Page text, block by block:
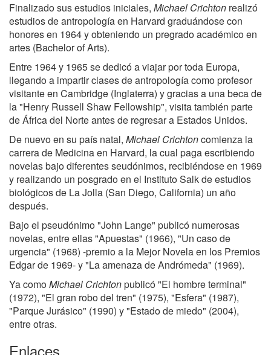
Finalizado sus estudios iniciales, Michael Crichton realizó
estudios de antropología en Harvard graduándose con
honores en 1964 y obteniendo un pregrado académico en
artes (Bachelor of Arts).
Entre 1964 y 1965 se dedicó a viajar por toda Europa,
llegando a impartir clases de antropología como profesor
visitante en Cambridge (Inglaterra) y gracias a una beca de
la "Henry Russell Shaw Fellowship", visita también parte
de África del Norte antes de regresar a Estados Unidos.
De nuevo en su país natal, Michael Crichtoncomienza la
carrera de Medicina en Harvard, la cual paga escribiendo
novelas bajo diferentes seudónimos, recibiéndose en 1969
y realizando un posgrado en el Instituto Salk de estudios
biológicos de La Jolla (San Diego, California) un año
después.
Bajo el pseudónimo "John Lange" publicó numerosas
novelas, entre ellas "Apuestas" (1966), "Un caso de
urgencia" (1968) -premio a la Mejor Novela en los Premios
Edgar de 1969- y "La amenaza de Andrómeda" (1969).
Ya comoMichael Crichtonpublicó "El hombre terminal"
(1972), "El gran robo del tren" (1975), "Esfera" (1987),
"Parque Jurásico" (1990) y "Estado de miedo" (2004),
entre otras.
Enlaces